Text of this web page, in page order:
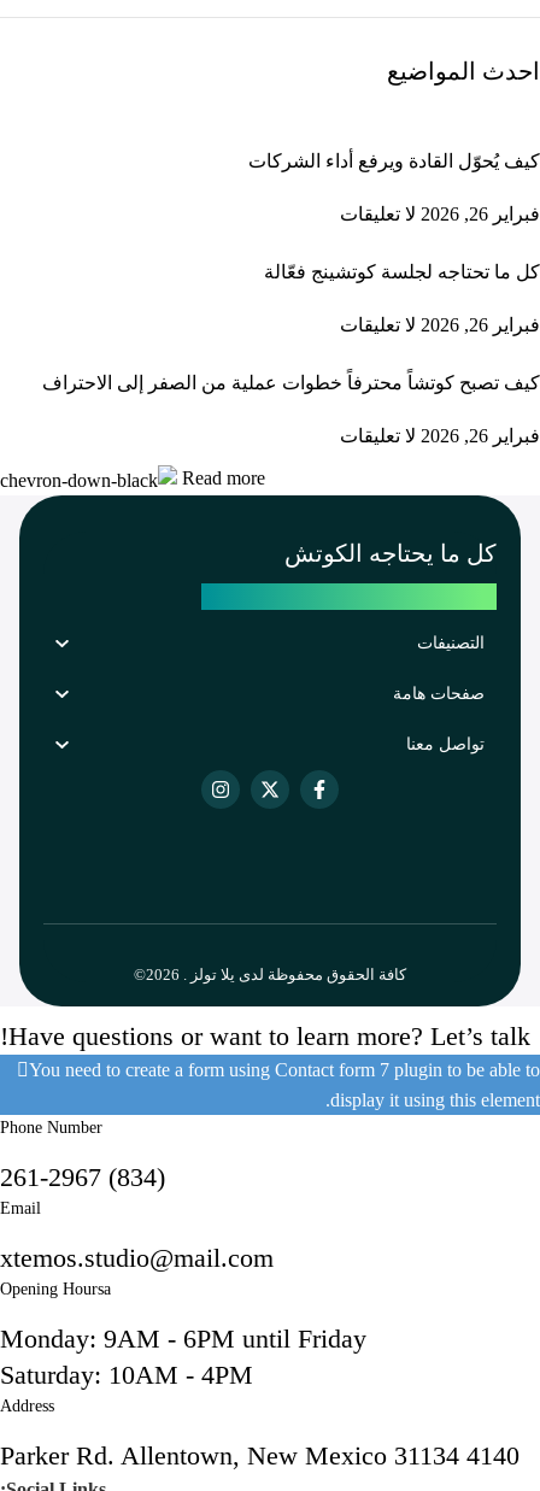
احدث المواضيع
كيف يُحوّل القادة ويرفع أداء الشركات
فبراير 26, 2026 لا تعليقات
كل ما تحتاجه لجلسة كوتشينج فعّالة
فبراير 26, 2026 لا تعليقات
كيف تصبح كوتشاً محترفاً خطوات عملية من الصفر إلى الاحتراف
فبراير 26, 2026 لا تعليقات
Read more
كل ما يحتاجه الكوتش
التصنيفات
صفحات هامة
تواصل معنا
كافة الحقوق محفوظة لدى يلا تولز . 2026©
Have questions or want to learn more? Let’s talk!
You need to create a form using Contact form 7 plugin to be able to
display it using this element.
Phone Number
(834) 261-2967
Email
xtemos.studio@mail.com
Opening Hoursa
Monday: 9AM - 6PM until Friday
Saturday: 10AM - 4PM
Address
4140 Parker Rd. Allentown, New Mexico 31134